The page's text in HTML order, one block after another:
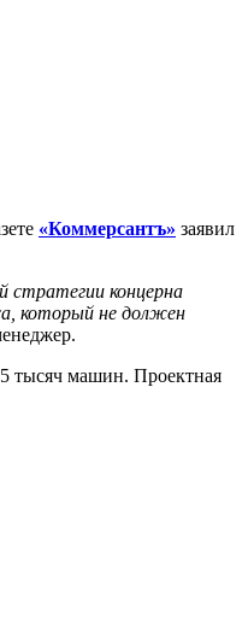
«Коммерсантъ» заявил
стратегии концерна
который не должен
5 тысяч машин. Проектная